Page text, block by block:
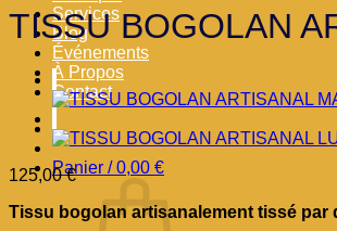
Services
Blog
Événements
À Propos
Contact
Panier /0,00 €
TISSU BOGOLAN
125,00€
Tissu bogolan artisanalement tissé par